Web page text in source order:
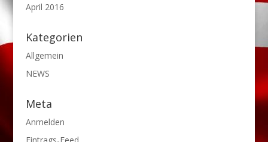
April 2016
Kategorien
Allgemein
NEWS
Meta
Anmelden